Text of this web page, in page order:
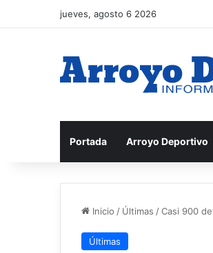
jueves, agosto 6 2026
Portada Arroyo Deportivo
Inicio / Últimas /Casi 900
Últimas